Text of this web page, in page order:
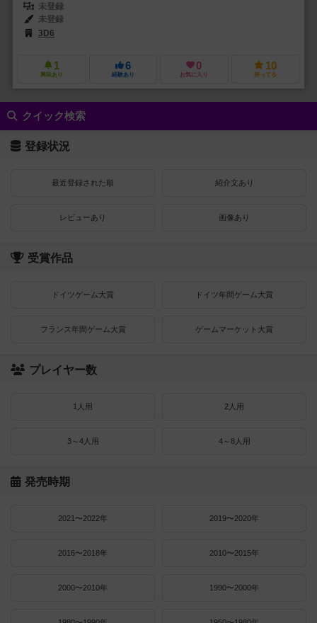
未登録
未登録
3D6
1
興味あり
6
経験あり
0
お気に入り
10
持ってる
クイック検索
登録状況
最近登録された順 紹介文あり
レビューあり 画像あり
受賞作品
ドイツゲーム大賞 ドイツ年間ゲーム大賞
フランス年間ゲーム大賞 ゲームマーケット大賞
プレイヤー数
1人用 2人用
3～4人用 4～8人用
発売時期
2021〜2022年 2019〜2020年
2016〜2018年 2010〜2015年
2000〜2010年 1990〜2000年